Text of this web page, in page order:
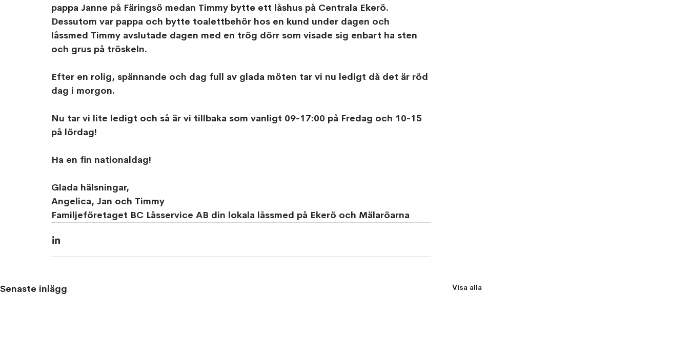
pappa Janne på Färingsö medan Timmy bytte ett låshus på Centrala Ekerö.
Dessutom var pappa och bytte toalettbehör hos en kund under dagen och
låssmed Timmy avslutade dagen med en trög dörr som visade sig enbart ha sten
och grus på tröskeln.
Efter en rolig, spännande och dag full av glada möten tar vi nu ledigt då det är röd
dag i morgon.
Nu tar vi lite ledigt och så är vi tillbaka som vanligt 09-17:00 på Fredag och 10-15
på lördag!
Ha en fin nationaldag!
Glada hälsningar,
Angelica, Jan och Timmy
Familjeföretaget BC Låsservice AB din lokala låssmed på Ekerö och Mälaröarna
Senaste inlägg Visa alla